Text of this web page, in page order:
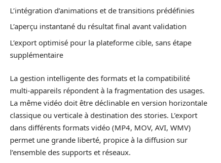
L’intégration d’animations et de transitions prédéfinies
L’aperçu instantané du résultat final avant validation
L’export optimisé pour la plateforme cible, sans étape
supplémentaire
La gestion intelligente des formats et la compatibilité
multi-appareils répondent à la fragmentation des usages.
La même vidéo doit être déclinable en version horizontale
classique ou verticale à destination des stories. L’export
dans différents formats vidéo (MP4, MOV, AVI, WMV)
permet une grande liberté, propice à la diffusion sur
l’ensemble des supports et réseaux.